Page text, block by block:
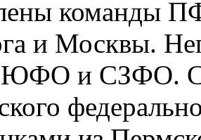
и Москвы.
и СЗФО.